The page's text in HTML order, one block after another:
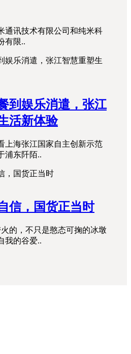
通讯技术有限公司和纯米科
有限..
到娱乐消遣，张江
活新体验
上海张江国家自主创新示范
浦东阡陌..
信，国货正当时
的，不只是憨态可掬的冰墩
我的谷爱..